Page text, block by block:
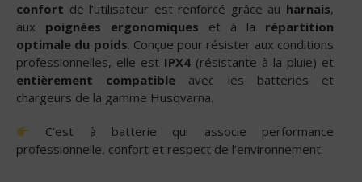
confort de l’utilisateur est renforcé grâce au harnais,
aux poignées ergonomiques et à la répartition
optimale du poids. Conçue pour résister aux conditions
professionnelles, elle est IPX4 (résistante à la pluie) et
entièrement compatible avec les batteries et
chargeurs de la gamme Husqvarna.
C’est à batterie qui associe performance
professionnelle, confort et respect de l’environnement.